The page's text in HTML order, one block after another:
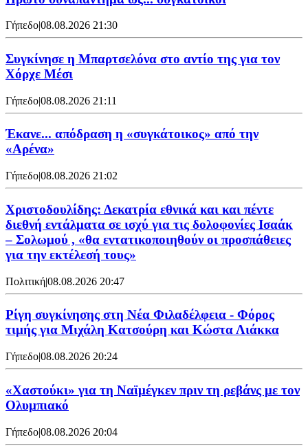
Γήπεδο|08.08.2026 21:30
Συγκίνησε η Μπαρτσελόνα στο αντίο της για τον
Χόρχε Μέσι
Γήπεδο|08.08.2026 21:11
Έκανε... απόδραση η «συγκάτοικος» από την
«Αρένα»
Γήπεδο|08.08.2026 21:02
Χριστοδουλίδης: Δεκατρία εθνικά και και πέντε
διεθνή εντάλματα σε ισχύ για τις δολοφονίες Ισαάκ
– Σολωμού , «θα εντατικοποιηθούν οι προσπάθειες
για την εκτέλεσή τους»
Πολιτική|08.08.2026 20:47
Ρίγη συγκίνησης στη Νέα Φιλαδέλφεια - Φόρος
τιμής για Μιχάλη Κατσούρη και Κώστα Λιάκκα
Γήπεδο|08.08.2026 20:24
«Χαστούκι» για τη Ναϊμέγκεν πριν τη ρεβάνς με τον
Ολυμπιακό
Γήπεδο|08.08.2026 20:04